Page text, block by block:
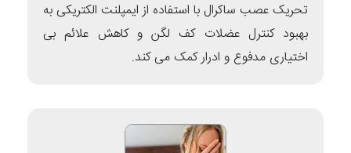
تحریک عصب ساکرال با استفاده از ایمپلنت الکتریکی به
بهبود کنترل عضلات کف لگن و کاهش علائم بی
اختیاری مدفوع و ادرار کمک می کند.